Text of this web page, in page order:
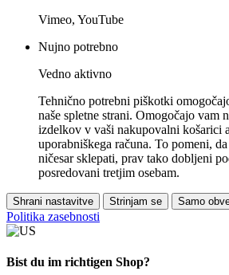
Vimeo, YouTube
Nujno potrebno
Vedno aktivno
Tehnično potrebni piškotki
naše spletne strani. Omogočajo vam
izdelkov v vaši nakupovalni košarici
uporabniškega računa. To pomeni,
ničesar sklepati, prav tako dobljeni
posredovani tretjim osebam.
Shrani nastavitve Strinjam se Samo
Politika zasebnosti
Bist du im richtigen Shop?